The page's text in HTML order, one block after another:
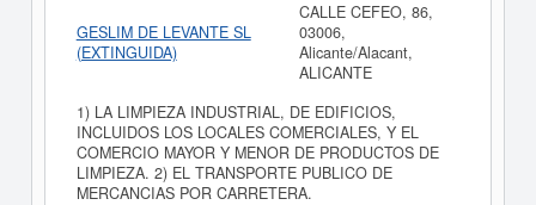
GESLIM DE LEVANTE SL
(EXTINGUIDA)
CALLE CEFEO, 86,
03006,
Alicante/Alacant,
ALICANTE
1) LA LIMPIEZA INDUSTRIAL, DE EDIFICIOS,
INCLUIDOS LOS LOCALES COMERCIALES, Y EL
COMERCIO MAYOR Y MENOR DE PRODUCTOS DE
LIMPIEZA. 2) EL TRANSPORTE PUBLICO DE
MERCANCIAS POR CARRETERA.